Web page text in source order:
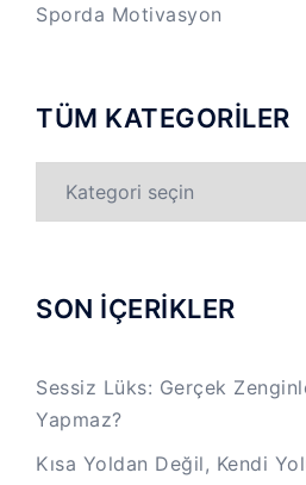
Sporda Motivasyon
TÜM KATEGORİLER
KATEGORİLER
SON İÇERİKLER
Sessiz Lüks: Gerçek
Yapmaz?
Kısa Yoldan Değil, Kendi